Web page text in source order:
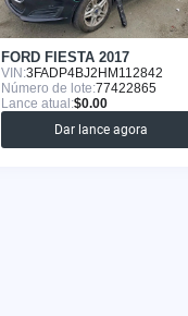
FORD FIESTA 2017
VIN:3FADP4BJ2HM112842
Número de lote:77422865
Lance atual:$0.00
Dar lance agora